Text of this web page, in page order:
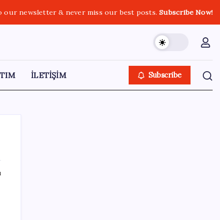
our newsletter & never miss our best posts.Subscribe Now!
İLETİŞİM Subscribe